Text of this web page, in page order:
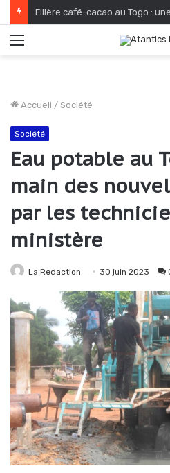
Accueil / Société
Société
Eau potable au
main des
par les
ministère
La Redaction 30 juin 2023